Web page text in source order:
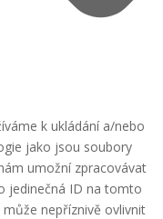
k ukládání a/nebo
jako jsou soubory
umožní zpracovávat
jedinečná ID na tomto
nepříznivě ovlivnit